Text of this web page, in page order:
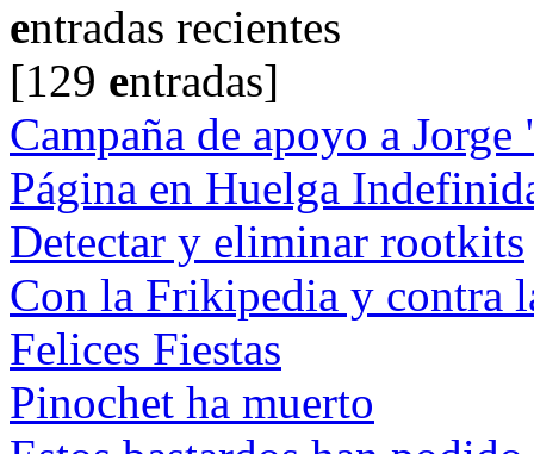
entradas recientes
[129 entradas]
Campaña de apoyo a
Página en Huelga
Detectar y eliminar rootkits
Con la Frikipedia y contra
Felices Fiestas
Pinochet ha muerto